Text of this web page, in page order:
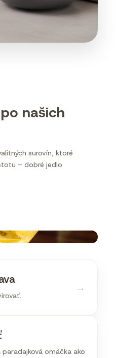
našich
surovín, ktoré
– dobré jedlo
→
→
omáčka ako